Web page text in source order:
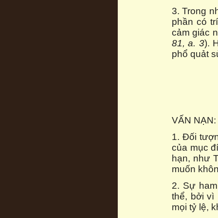
3. Trong
phần có
cảm giác
81, a. 3).
phổ quảt
VẤN
1. Đối
của mục
hạn, như
muốn
2. Sự
thể, bởi vì
mọi tỷ lệ,